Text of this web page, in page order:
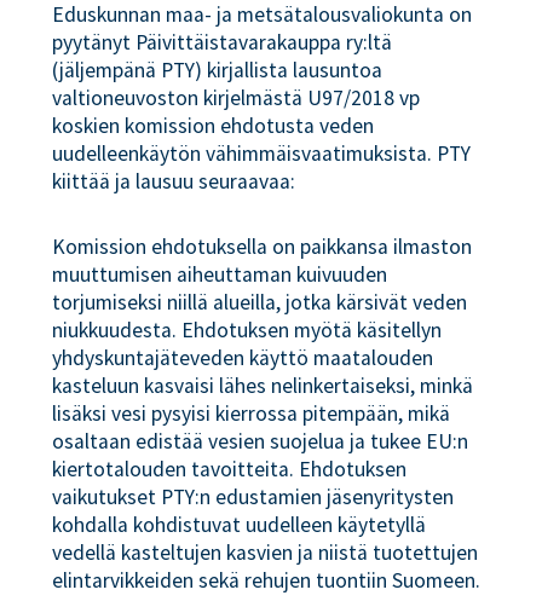
Eduskunnan maa- ja metsätalousvaliokunta on
pyytänyt Päivittäistavarakauppa ry:ltä
(jäljempänä PTY) kirjallista lausuntoa
valtioneuvoston kirjelmästä U97/2018 vp
koskien komission ehdotusta veden
uudelleenkäytön vähimmäisvaatimuksista. PTY
kiittää ja lausuu seuraavaa:
Komission ehdotuksella on paikkansa ilmaston
muuttumisen aiheuttaman kuivuuden
torjumiseksi niillä alueilla, jotka kärsivät veden
niukkuudesta. Ehdotuksen myötä käsitellyn
yhdyskuntajäteveden käyttö maatalouden
kasteluun kasvaisi lähes nelinkertaiseksi, minkä
lisäksi vesi pysyisi kierrossa pitempään, mikä
osaltaan edistää vesien suojelua ja tukee EU:n
kiertotalouden tavoitteita. Ehdotuksen
vaikutukset PTY:n edustamien jäsenyritysten
kohdalla kohdistuvat uudelleen käytetyllä
vedellä kasteltujen kasvien ja niistä tuotettujen
elintarvikkeiden sekä rehujen tuontiin Suomeen.